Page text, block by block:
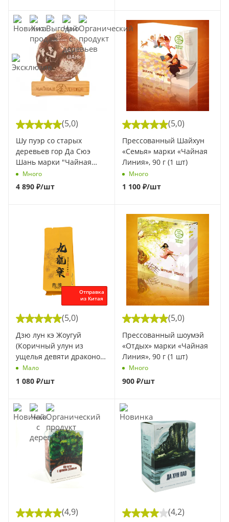
(5,0)
Шу пуэр со старых
деревьев гор Да Сюэ
Шань марки "Чайная
Линия" 200 г. (Весна
2025) (1 шт)
Много
4 890 ₽/шт
(5,0)
Прессованный Шайхун
«Семья» марки «Чайная
Линия», 90 г (1 шт)
Много
1 100₽/шт
Отправка
из Китая
(5,0)
Дзю лун кэ Жоугуй
(Коричный улун из
ущелья девяти драконов
мастера Го Цзяфу), 9 гр.
(Осень 2022 года)
Мало
1 080 ₽/шт
(5,0)
Прессованный шоумэй
«Отдых» марки «Чайная
Линия», 90 г (1 шт)
Много
900₽/шт
(4,9) (4,2)